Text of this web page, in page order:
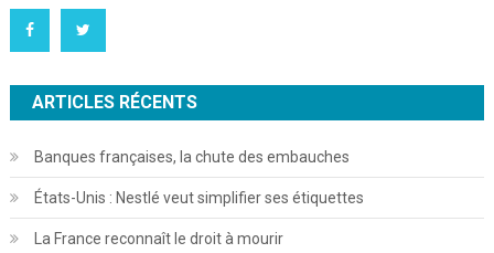
ARTICLES RÉCENTS
Banques françaises, la chute des embauches
États-Unis : Nestlé veut simplifier ses étiquettes
La France reconnaît le droit à mourir